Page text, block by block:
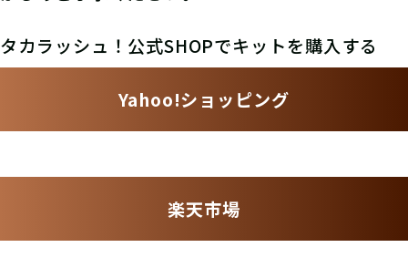
タカラッシュ！公式SHOPでキットを購入する
Yahoo!ショッピング
楽天市場